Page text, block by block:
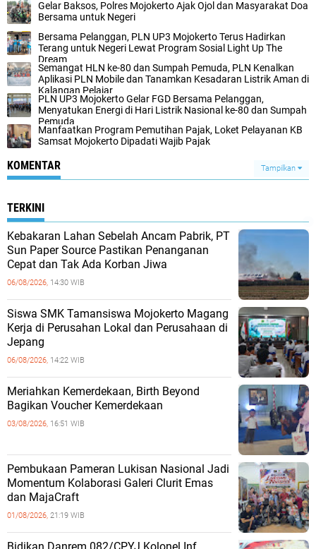
Gelar Baksos, Polres Mojokerto Ajak Ojol dan Masyarakat Doa
Bersama untuk Negeri
Bersama Pelanggan, PLN UP3 Mojokerto Terus Hadirkan
Terang untuk Negeri Lewat Program Sosial Light Up The
Dream
Semangat HLN ke-80 dan Sumpah Pemuda, PLN Kenalkan
Aplikasi PLN Mobile dan Tanamkan Kesadaran Listrik Aman di
Kalangan Pelajar
PLN UP3 Mojokerto Gelar FGD Bersama Pelanggan,
Menyatukan Energi di Hari Listrik Nasional ke-80 dan Sumpah
Pemuda
Manfaatkan Program Pemutihan Pajak, Loket Pelayanan KB
Samsat Mojokerto Dipadati Wajib Pajak
KOMENTAR Tampilkan
TERKINI
Kebakaran Lahan Sebelah Ancam Pabrik, PT
Sun Paper Source Pastikan Penanganan
Cepat dan Tak Ada Korban Jiwa
06/08/2026, 14:30 WIB
Siswa SMK Tamansiswa Mojokerto Magang
Kerja di Perusahan Lokal dan Perusahaan di
Jepang
06/08/2026, 14:22 WIB
Meriahkan Kemerdekaan, Birth Beyond
Bagikan Voucher Kemerdekaan
03/08/2026, 16:51 WIB
Pembukaan Pameran Lukisan Nasional Jadi
Momentum Kolaborasi Galeri Clurit Emas
dan MajaCraft
01/08/2026, 21:19 WIB